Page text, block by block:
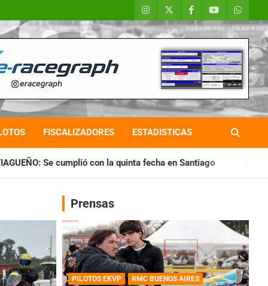
FISCALIZADORES ESTADISTICAS
la quinta fecha en Santiago IAME SERIES ARGENTINA:
Prensas
PILOTOS EKVP RMC BUENOS AIRES